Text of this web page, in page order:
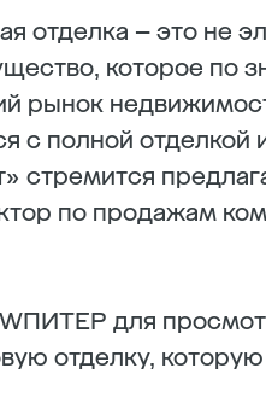
отделка – это не
которое по
рынок
с полной отделкой
стремится
по продажам
для
отделку,